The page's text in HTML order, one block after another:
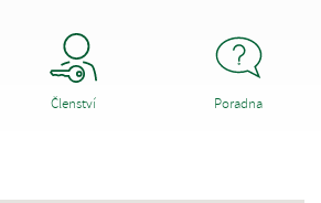
Členství Poradna